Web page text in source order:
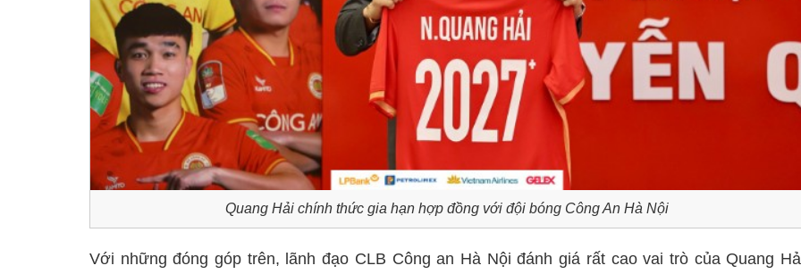
Quang Hải chính thức gia hạn hợp đồng với đội bóng Công An Hà Nội
Với những đóng góp trên, lãnh đạo CLB Công an Hà Nội đánh giá rất cao vai trò của Quang